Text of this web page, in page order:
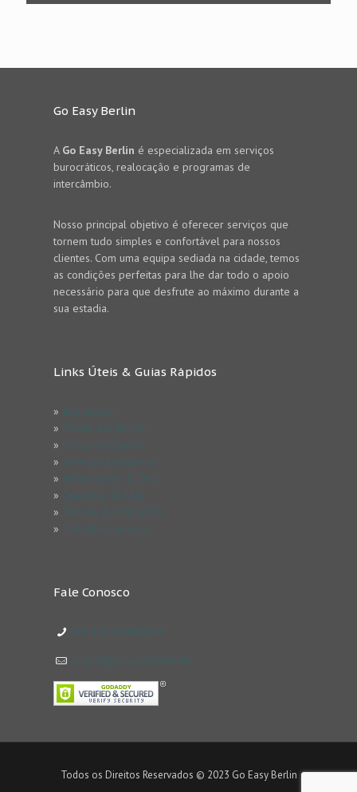
Go Easy Berlin
A Go Easy Berlin é especializada em serviços
burocráticos, realocação e programas de
intercâmbio.
Nosso principal objetivo é oferecer serviços que
tornem tudo simples e confortável para nossos
clientes. Com uma equipa sediada na cidade, temos
as condições perfeitas para lhe dar todo o apoio
necessário para que desfrute ao máximo durante a
sua estadia.
Links Úteis & Guias Rápidos
»
»
»
»
»
»
»
»
Fale Conosco
Todos os Direitos Reservados © 2023 Go Easy Berlin